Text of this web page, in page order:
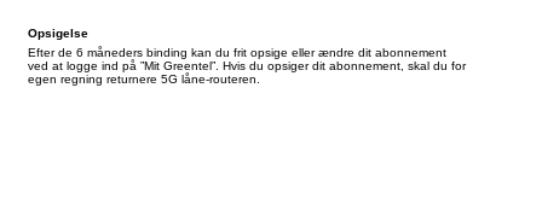
Opsigelse
Efter de 6 måneders binding kan du frit opsige eller ændre dit abonnement
ved at logge ind på ”Mit Greentel”. Hvis du opsiger dit abonnement, skal du for
egen regning returnere 5G låne-routeren.